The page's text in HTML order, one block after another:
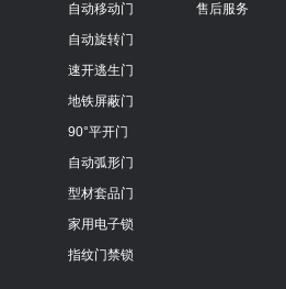
自动移动门
自动旋转门
速开逃生门
地铁屏蔽门
90°平开门
自动弧形门
型材套品门
家用电子锁
指纹门禁锁
售后服务